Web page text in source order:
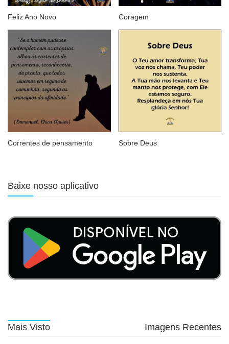
Feliz Ano Novo Coragem
Correntes de pensamento Sobre Deus
Baixe nosso aplicativo
Mais Visto Imagens Recentes